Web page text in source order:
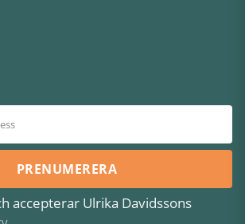
PRENUMERERA
accepterar Ulrika Davidssons